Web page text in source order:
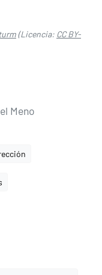
(Licencia: CC BY-
Meno